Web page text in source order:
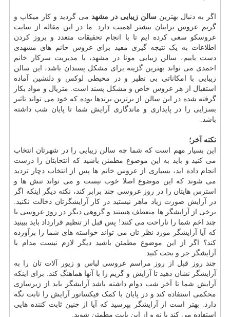
اگر به دنبال بهترین سالن زیبایی در مشهد می گردید و کار میکاپ و
گریم عروس برایتان بیشتر اهمیت دارد. ما در این مقاله از سایت
عروسکو سعی کرده ایم تا با انجام تحقیقات متعدد و بروز کردن
اطلاعات به یک نتیجه گیری مفید برای عروس خانم های مشهدی
دست یابیم، سالن زیبایی مونا در مشهد، با مدیریت سرکار خانم
احمدی می تواند بهترین گزینه برای مشکل پسندان باشد، این سالن
زیبایی با امکاناتی بی نظیر و در محیطی لوکس و دلنشین آماده
استقبال از هر عروس خاص و مشکل پسند است. متریال و مواد بکار
گرفته شده در این سالن از برترین برندها بوده که خود می تواند تاثیر
بسزایی را در پایداری و ماندگاری آرایش شما تا پایان شب داشته
باشد.
نکته آخر؛
این بسیار مهم است که شما چه سالن زیبایی را در شهرتان انتخاب
می کنید و باید به این موضوع مطمئن باشید که انتخابتان را درست
انجام داده اید، بسیاری از عروس خانم ها پس از انتخاب دچار تردید
می شوند که این موضوع اصلا خوب نیست و می تواند تنش ها و
استرس هایتان را در روز عروسی چند برابر کند، نکته دیگر اینکه اگر
در آرایش صورت زیاد ماهر نیستید در کار آرایشگرتان دخالت نکنید.
برخی از آرایشگر ها منعطف هستند و گروهی دیگر در روز عروسی با
چند اخم شما را ناراحت می کنند! پس قبل از تنظیم قرارداد باید ببینید
که آیا آرایشگر مورد نظر تان می تواند خواسته های شما را برآورده
کند؟ اگر از این موضوع مطمئن باشید دیگر لازم نیست مدام با
آرایشگر جر و بحث کنید.
چند روز قبل از روز مراسم عروسی لباس و زیور آلات تان را به
آرایشگر نشان دهید تا آرایش و گریم را با آنها هماهنگ کند. برای اینکه
آرایش شما تا آخر شب دوام داشته باشد آرایشگر باید از زیرسازی
محکمی استفاده کند و در پایان با کمک فیکساتور آرایش را ثابت نگه
دارد. بهتر است از آرایشگر بپرسید که آیا از چنین ثابت کننده هایی
استفاده می کند یا نه و از این بابت مطمئن شوید.